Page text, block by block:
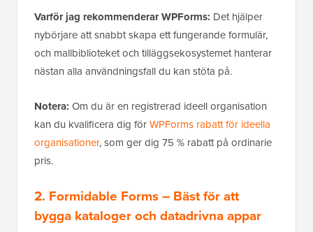
Varför jag rekommenderar WPForms: Det hjälper
nybörjare att snabbt skapa ett fungerande formulär,
och mallbiblioteket och tilläggsekosystemet hanterar
nästan alla användningsfall du kan stöta på.
Notera: Om du är en registrerad ideell organisation
kan du kvalificera dig förWPForms rabatt för ideella
organisationer, som ger dig 75 % rabatt på ordinarie
pris.
2. Formidable Forms – Bäst för att
bygga kataloger och datadrivna appar